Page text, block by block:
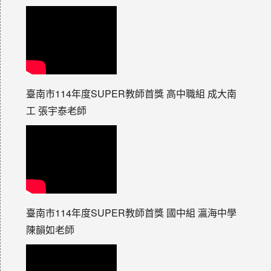
臺南市114年度SUPER教師首獎 高中職組 成大南
工 張宇泰老師
臺南市114年度SUPER教師首獎 國中組 瀛海中學
陳韻如老師